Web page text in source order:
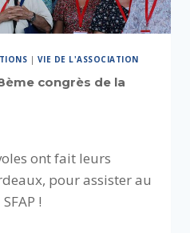
| VIE DE L'ASSOCIATION
congrès de la
ont fait leurs
pour assister au
!